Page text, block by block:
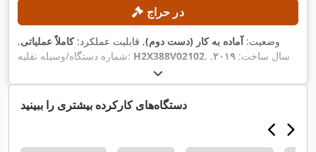
در حراج
وضعیت: آماده به کار (دست دوم), قابلیت عملکرد:کاملاً عملیاتی,
شماره دستگاه/وسیله نقلیه: H2X388V02102 , سال ساخت: ۲۰۱۹,
, ارتفاع
بالابری:۴٬۰۷۰ میلی‌متر , نوع دکل:دوپلکس, وزن خالی:۷٬۹۲۲
کیلوگرم
, تجهیزات: نشان CE,
دستگاه‌های کارکرده بیشتری را ببینید